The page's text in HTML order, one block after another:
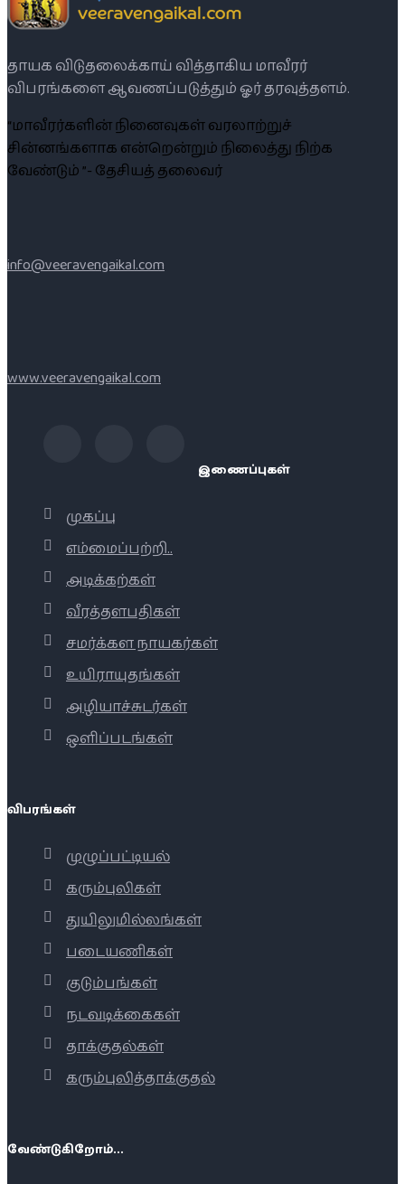
தாயக விடுதலைக்காய் வித்தாகிய மாவீரர்
விபரங்களை ஆவணப்படுத்தும் ஓர் தரவுத்தளம்.
“மாவீரர்களின் நினைவுகள் வரலாற்றுச்
சின்னங்களாக என்றென்றும் நிலைத்து நிற்க
வேண்டும் ”- தேசியத் தலைவர்
info@veeravengaikal.com
www.veeravengaikal.com
இணைப்புகள்
முகப்பு
எம்மைப்பற்றி..
அடிக்கற்கள்
வீரத்தளபதிகள்
சமர்க்கள நாயகர்கள்
உயிராயுதங்கள்
அழியாச்சுடர்கள்
ஒளிப்படங்கள்
விபரங்கள்
முழுப்பட்டியல்
கரும்புலிகள்
துயிலுமில்லங்கள்
படையணிகள்
குடும்பங்கள்
நடவடிக்கைகள்
தாக்குதல்கள்
கரும்புலித்தாக்குதல்
வேண்டுகிறோம்...